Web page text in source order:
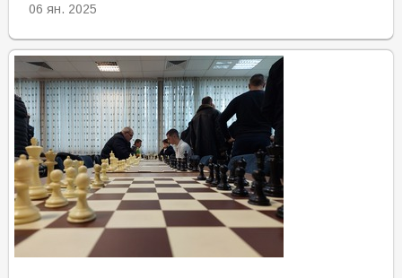
06 ян. 2025